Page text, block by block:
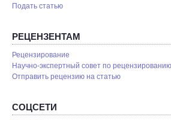
Подать статью
РЕЦЕНЗЕНТАМ
Рецензирование
Научно-экспертный совет по рецензированию
Отправить рецензию на статью
СОЦСЕТИ